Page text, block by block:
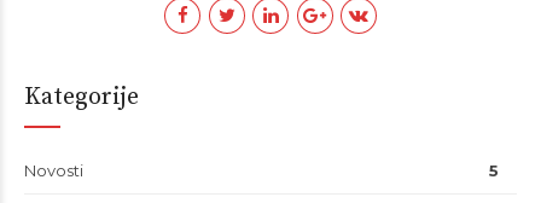
Kategorije
Novosti 5